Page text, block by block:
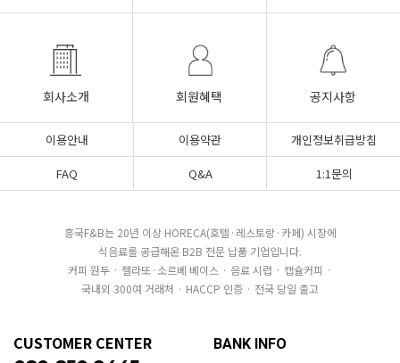
회사소개 회원혜택 공지사항
이용안내 이용약관
개인정보취급방침
FAQ
Q&A 1:1문의
흥국F&B는 20년 이상 HORECA(호텔·레스토랑·카페) 시장에
식음료를 공급해온 B2B 전문 납품 기업입니다.
커피 원두 · 젤라또·소르베 베이스 · 음료 시럽 · 캡슐커피 ·
국내외 300여 거래처 · HACCP 인증 · 전국 당일 출고
CUSTOMER CENTER BANK INFO